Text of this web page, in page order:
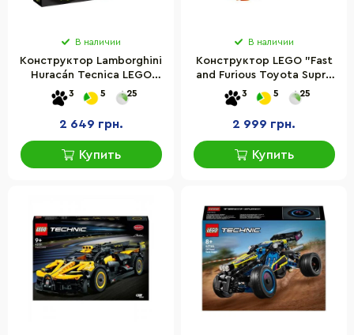
В наличии
Конструктор Lamborghini
Huracán Tecnica LEGO
42161, 806 деталей
3 5 25
2 649 грн.
Купить
В наличии
Конструктор LEGO "Fast
and Furious Toyota Supra
MK4" 42204, 810 деталей
3 5 25
2 999 грн.
Купить